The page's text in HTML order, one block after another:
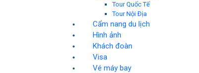
Tour Quốc Tế
Tour Nội Địa
Cẩm nang du lịch
Hình ảnh
Khách đoàn
Visa
Vé máy bay